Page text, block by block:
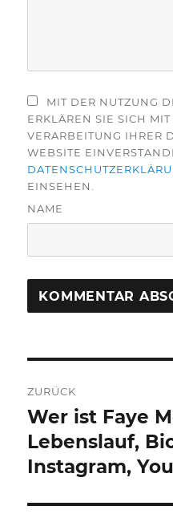
MIT DER NUTZUNG
ERKLÄREN SIE SICH
VERARBEITUNG IHRER
WEBSITE
EINSEHEN.
NAME
ZURÜCK
Vorheriger
Beitrag:
Wer ist Faye
Lebenslauf,
Instagram,